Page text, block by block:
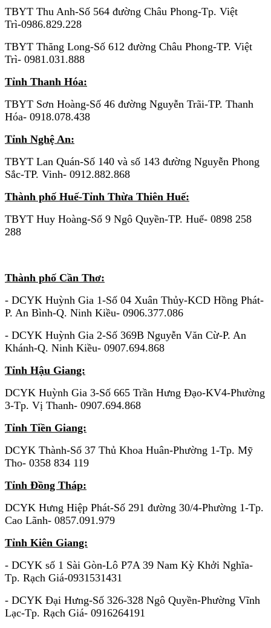
TBYT Thu Anh-Số 564 đường Châu Phong-Tp. Việt
Trì-0986.829.228
TBYT Thăng Long-Số 612 đường Châu Phong-TP. Việt
Trì- 0981.031.888
Tỉnh Thanh Hóa:
TBYT Sơn Hoàng-Số 46 đường Nguyễn Trãi-TP. Thanh
Hóa- 0918.078.438
Tỉnh Nghệ An:
TBYT Lan Quán-Số 140 và số 143 đường Nguyễn Phong
Sắc-TP. Vinh- 0912.882.868
Thành phố Huế-Tỉnh Thừa Thiên Huế:
TBYT Huy Hoàng-Số 9 Ngô Quyền-TP. Huế- 0898 258
288
Thành phố Cần Thơ:
- DCYK Huỳnh Gia 1-Số 04 Xuân Thủy-KCD Hồng Phát-
P. An Bình-Q. Ninh Kiều- 0906.377.086
- DCYK Huỳnh Gia 2-Số 369B Nguyễn Văn Cừ-P. An
Khánh-Q. Ninh Kiều- 0907.694.868
Tỉnh Hậu Giang:
DCYK Huỳnh Gia 3-Số 665 Trần Hưng Đạo-KV4-Phường
3-Tp. Vị Thanh- 0907.694.868
Tỉnh Tiền Giang:
DCYK Thành-Số 37 Thủ Khoa Huân-Phường 1-Tp. Mỹ
Tho- 0358 834 119
Tỉnh Đồng Tháp:
DCYK Hưng Hiệp Phát-Số 291 đường 30/4-Phường 1-Tp.
Cao Lãnh- 0857.091.979
Tỉnh Kiên Giang:
- DCYK số 1 Sài Gòn-Lô P7A 39 Nam Kỳ Khởi Nghĩa-
Tp. Rạch Giá-0931531431
- DCYK Đại Hưng-Số 326-328 Ngô Quyền-Phường Vĩnh
Lạc-Tp. Rạch Giá- 0916264191